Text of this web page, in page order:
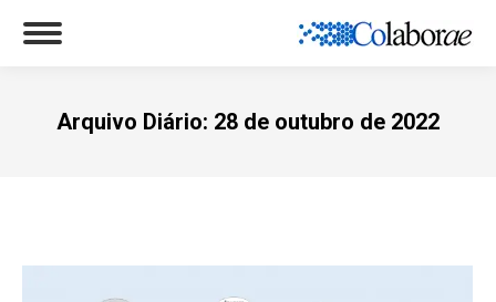
Arquivo Diário: 28 de outubro de 2022